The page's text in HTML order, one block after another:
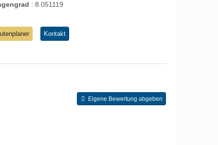
:8.051119
Kontakt
Eigene Bewertung abgeben